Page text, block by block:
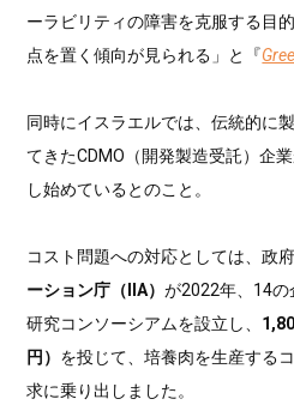
ーラビリティの障害を克服する目
点を置く傾向が見られる」と『
同時にイスラエルでは、伝統的に
てきたCDMO（開発製造受託）企
し始めているとのこと。
コスト問題への対応としては、政
ーション庁（IIA）が2022年、14の
研究コンソーシアムを設立し、
円） を投じて、培養肉を生産する
求に乗り出しました。